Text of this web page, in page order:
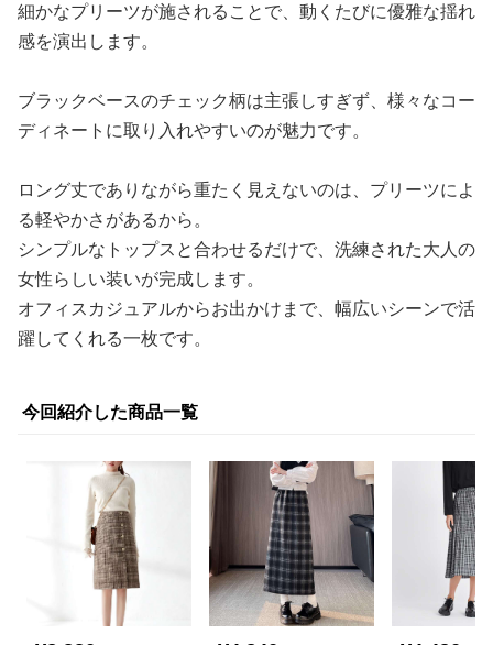
細かなプリーツが施されることで、動くたびに優雅な揺れ
感を演出します。
ブラックベースのチェック柄は主張しすぎず、様々なコー
ディネートに取り入れやすいのが魅力です。
ロング丈でありながら重たく見えないのは、プリーツによ
る軽やかさがあるから。
シンプルなトップスと合わせるだけで、洗練された大人の
女性らしい装いが完成します。
オフィスカジュアルからお出かけまで、幅広いシーンで活
躍してくれる一枚です。
今回紹介した商品一覧